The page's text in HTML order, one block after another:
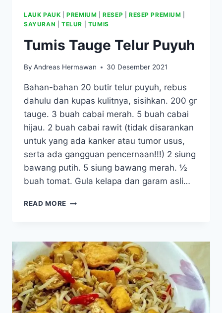
LAUK PAUK |PREMIUM |RESEP RESEP PREMIUM
SAYURAN
TELUR TUMIS
Tumis Tauge Telur Puyuh
By Andreas Hermawan 30 Desember 2021
Bahan-bahan 20 butir telur puyuh, rebus
dahulu dan kupas kulitnya, sisihkan. 200 gr
tauge. 3 buah cabai merah. 5 buah cabai
hijau. 2 buah cabai rawit (tidak disarankan
untuk yang ada kanker atau tumor usus,
serta ada gangguan pencernaan!!!) 2 siung
bawang putih. 5 siung bawang merah. ½
buah tomat. Gula kelapa dan garam asli…
READ MORE TUMIS